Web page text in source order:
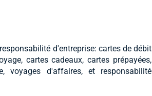
d'entreprise: cartes de débit
cartes cadeaux, cartes prépayées,
voyages d'affaires, et responsabilité